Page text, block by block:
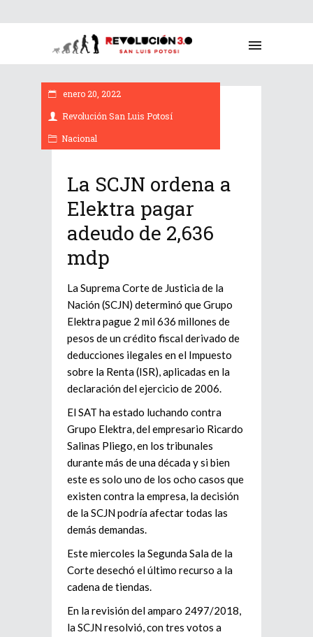
enero 20, 2022
Revolución San Luis Potosí
Nacional
La SCJN ordena a
Elektra pagar
adeudo de 2,636
mdp
La Suprema Corte de Justicia de la
Nación (SCJN) determinó que Grupo
Elektra pague 2 mil 636 millones de
pesos de un crédito fiscal derivado de
deducciones ilegales en el Impuesto
sobre la Renta (ISR), aplicadas en la
declaración del ejercicio de 2006.
El SAT ha estado luchando contra
Grupo Elektra, del empresario Ricardo
Salinas Pliego, en los tribunales
durante más de una década y si bien
este es solo uno de los ocho casos que
existen contra la empresa, la decisión
de la SCJN podría afectar todas las
demás demandas.
Este miercoles la Segunda Sala de la
Corte desechó el último recurso a la
cadena de tiendas.
En la revisión del amparo 2497/2018,
la SCJN resolvió, con tres votos a